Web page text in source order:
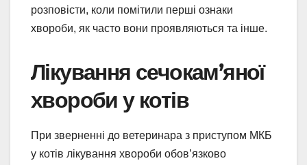
розповісти, коли помітили перші ознаки
хвороби, як часто вони проявляються та інше.
Лікування сечокам’яної
хвороби у котів
При зверненні до ветеринара з приступом МКБ
у котів лікування хвороби обов’язково